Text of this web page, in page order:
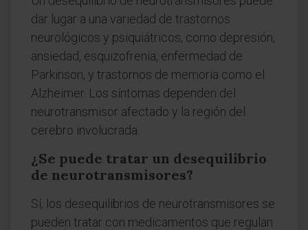
dar lugar a una variedad de trastornos
neurológicos y psiquiátricos, como depresión,
ansiedad, esquizofrenia, enfermedad de
Parkinson, y trastornos de memoria como el
Alzheimer. Los síntomas dependen del
neurotransmisor afectado y la región del
cerebro involucrada.
¿Se puede tratar un desequilibrio
de neurotransmisores?
Sí, los desequilibrios de neurotransmisores se
pueden tratar con medicamentos que regulan